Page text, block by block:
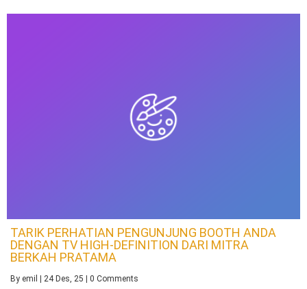
TARIK PERHATIAN PENGUNJUNG BOOTH ANDA
DENGAN TV HIGH-DEFINITION DARI MITRA
BERKAH PRATAMA
By emil | 24 Des, 25 | 0 Comments